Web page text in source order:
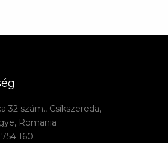
32 szám., Csíkszereda,
Romania
160